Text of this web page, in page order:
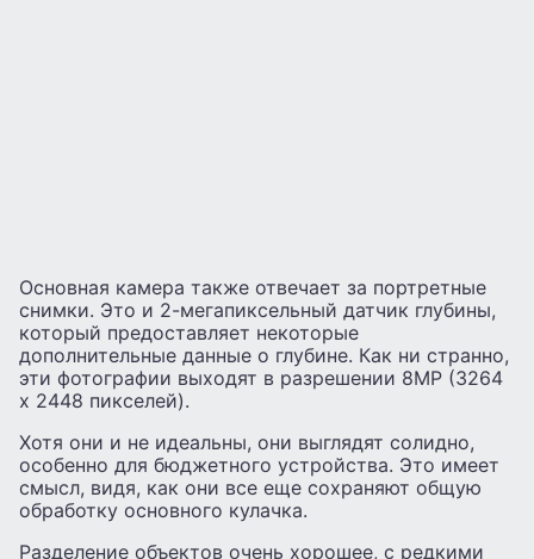
Основная камера также отвечает за портретные
снимки. Это и 2-мегапиксельный датчик глубины,
который предоставляет некоторые
дополнительные данные о глубине. Как ни странно,
эти фотографии выходят в разрешении 8MP (3264
x 2448 пикселей).
Хотя они и не идеальны, они выглядят солидно,
особенно для бюджетного устройства. Это имеет
смысл, видя, как они все еще сохраняют общую
обработку основного кулачка.
Разделение объектов очень хорошее, с редкими